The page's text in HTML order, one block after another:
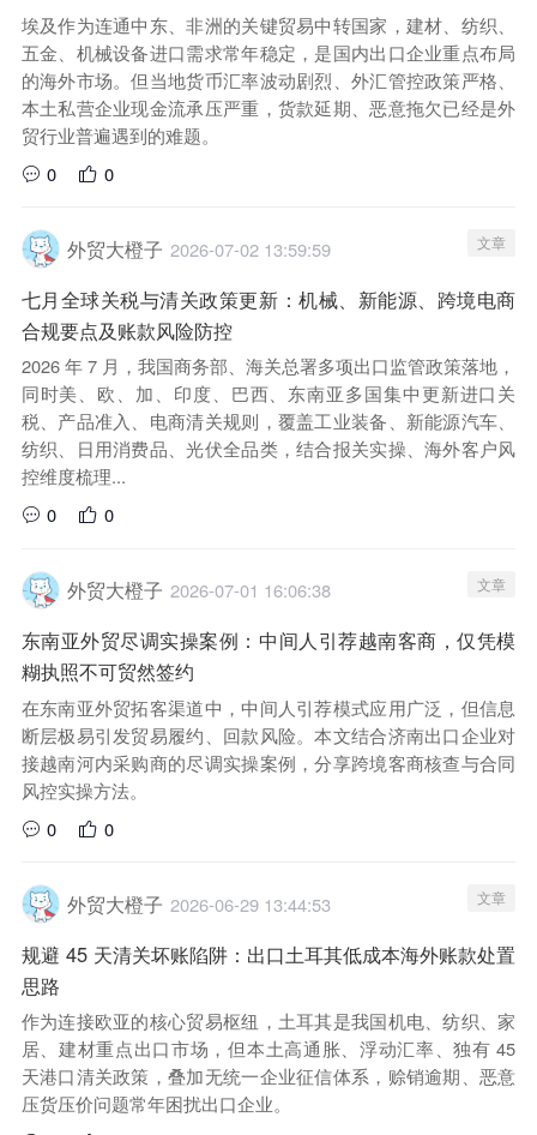
埃及作为连通中东、非洲的关键贸易中转国家，建材、纺织、
五金、机械设备进口需求常年稳定，是国内出口企业重点布局
的海外市场。但当地货币汇率波动剧烈、外汇管控政策严格、
本土私营企业现金流承压严重，货款延期、恶意拖欠已经是外
贸行业普遍遇到的难题。
0
0
外贸大橙子 2026-07-02 13:59:59 文章
七月全球关税与清关政策更新：机械、新能源、跨境电商
合规要点及账款风险防控
2026 年 7 月，我国商务部、海关总署多项出口监管政策落地，
同时美、欧、加、印度、巴西、东南亚多国集中更新进口关
税、产品准入、电商清关规则，覆盖工业装备、新能源汽车、
纺织、日用消费品、光伏全品类，结合报关实操、海外客户风
控维度梳理...
0
0
外贸大橙子 2026-07-01 16:06:38 文章
东南亚外贸尽调实操案例：中间人引荐越南客商，仅凭模
糊执照不可贸然签约
在东南亚外贸拓客渠道中，中间人引荐模式应用广泛，但信息
断层极易引发贸易履约、回款风险。本文结合济南出口企业对
接越南河内采购商的尽调实操案例，分享跨境客商核查与合同
风控实操方法。
0
0
外贸大橙子 2026-06-29 13:44:53 文章
规避 45 天清关坏账陷阱：出口土耳其低成本海外账款处置
思路
作为连接欧亚的核心贸易枢纽，土耳其是我国机电、纺织、家
居、建材重点出口市场，但本土高通胀、浮动汇率、独有 45
天港口清关政策，叠加无统一企业征信体系，赊销逾期、恶意
压货压价问题常年困扰出口企业。